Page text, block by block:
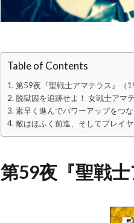
Table of Contents
第59夜『聖戦士アマテラス』（
脱獄囚を追跡せよ！ 女戦士アマ
素早く進んでパワーアップをつ
敵はほふく前進、そしてプレイ
第59夜『聖戦